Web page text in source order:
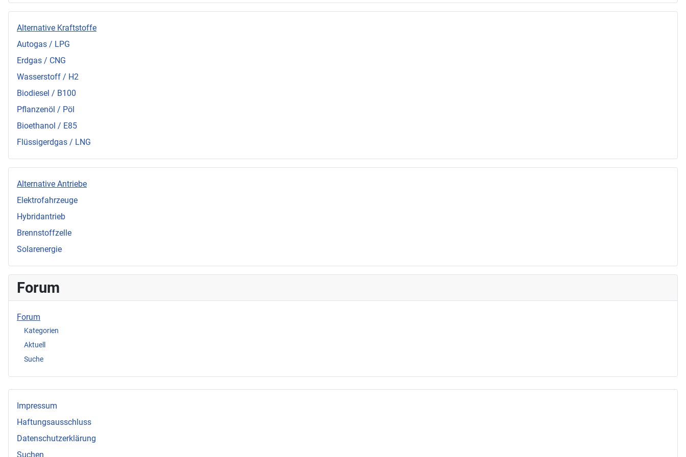
Alternative Kraftstoffe
Autogas / LPG
Erdgas / CNG
Wasserstoff / H2
Biodiesel / B100
Pflanzenöl / Pöl
Bioethanol / E85
Flüssigerdgas / LNG
Alternative Antriebe
Elektrofahrzeuge
Hybridantrieb
Brennstoffzelle
Solarenergie
Forum
Forum
Kategorien
Aktuell
Suche
Impressum
Haftungsausschluss
Datenschutzerklärung
Suchen